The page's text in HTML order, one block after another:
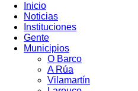
Inicio
Noticias
Instituciones
Gente
Municipios
O Barco
A Rúa
Vilamartín